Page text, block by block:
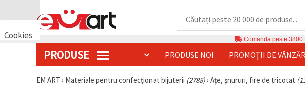
Cookies Comanda peste 3800
PRODUSE PRODUSE NOI PROMOȚII DE
EM ART › Materiale pentru confecționat bijuterii (2788)› Ațe, șnururi, fire de tricotat